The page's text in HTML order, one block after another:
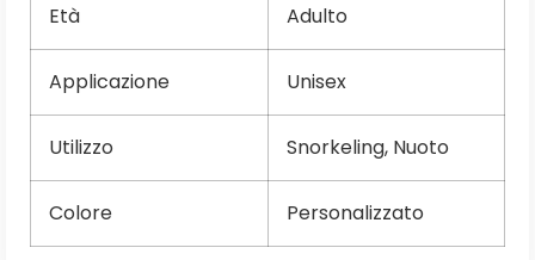
Età Adulto
Applicazione Unisex
Utilizzo Snorkeling, Nuoto
Colore Personalizzato